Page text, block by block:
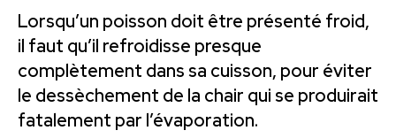
Lorsqu’un poisson doit être présenté froid,
il faut qu’il refroidisse presque
complètement dans sa cuisson, pour éviter
le dessèchement de la chair qui se produirait
fatalement par l’évaporation.